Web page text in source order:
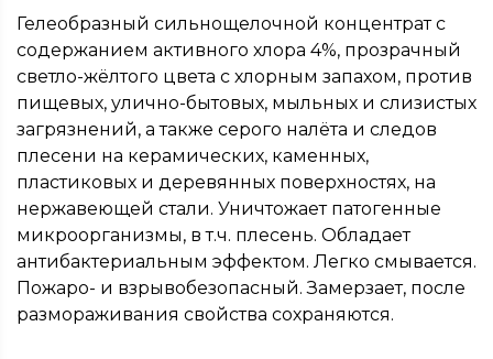
Гелеобразный сильнощелочной концентрат с
содержанием активного хлора 4%, прозрачный
светло-жёлтого цвета с хлорным запахом, против
пищевых, улично-бытовых, мыльных и слизистых
загрязнений, а также серого налёта и следов
плесени на керамических, каменных,
пластиковых и деревянных поверхностях, на
нержавеющей стали. Уничтожает патогенные
микроорганизмы, в т.ч. плесень. Обладает
антибактериальным эффектом. Легко смывается.
Пожаро- и взрывобезопасный. Замерзает, после
размораживания свойства сохраняются.